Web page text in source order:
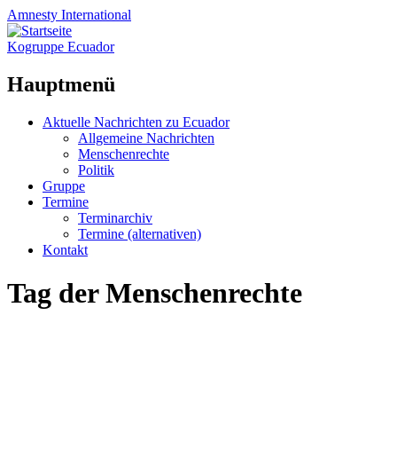
Amnesty International
Kogruppe Ecuador
Hauptmenü
Zum
Aktuelle Nachrichten zu Ecuador
Allgemeine Nachrichten
Menschenrechte
Politik
Gruppe
Termine
Terminarchiv
Termine (alternativen)
Kontakt
Tag der Menschenrechte